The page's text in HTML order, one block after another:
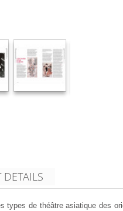
DETAILS
types de théâtre asiatique des